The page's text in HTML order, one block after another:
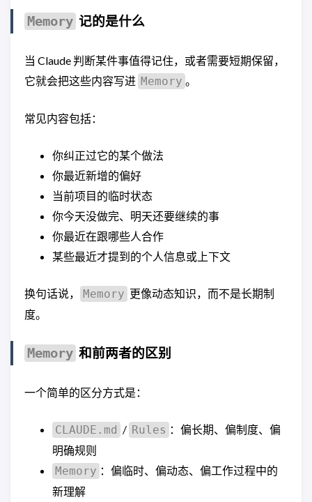
Memory 记的是什么
当 Claude 判断某件事值得记住，或者需要短期保留，
它就会把这些内容写进 Memory 。
常见内容包括：
你纠正过它的某个做法
你最近新增的偏好
当前项目的临时状态
你今天没做完、明天还要继续的事
你最近在跟哪些人合作
某些最近才提到的个人信息或上下文
换句话说， Memory 更像动态知识，而不是长期制
度。
Memory 和前两者的区别
一个简单的区分方式是：
CLAUDE.md / Rules ：偏长期、偏制度、偏
明确规则
Memory ：偏临时、偏动态、偏工作过程中的
新理解